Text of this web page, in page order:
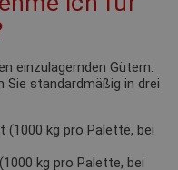
einzulagernden Gütern.
Sie standardmäßig in drei
(1000 kg pro Palette, bei
kg pro Palette, bei